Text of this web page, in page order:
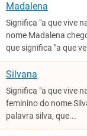
Madalena
Significa "a que vive
nome Madalena
que significa "a que
Silvana
Significa "a que vive
feminino do nome
palavra silva, que...